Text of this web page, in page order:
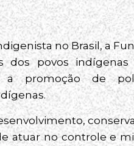
no Brasil, a
povos indígenas
a promoção de
atuar no controle e